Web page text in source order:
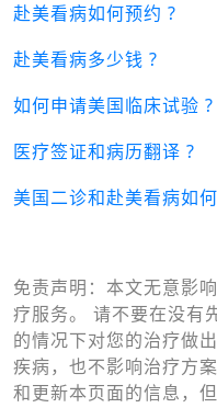
赴美看病如何预约 ?
赴美看病多少钱 ?
如何申请美国临床试验 ?
医疗签证和病历翻译 ?
美国二诊和赴美看病如
免责声明：本文无意影
疗服务。 请不要在没有
的情况下对您的治疗做
疾病，也不影响治疗方
和更新本页面的信息，